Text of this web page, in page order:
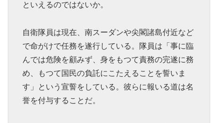
といえるのではないか。
自衛隊員は現在、南スーダンや尖閣諸島付近など
で命がけで任務を遂行している。隊員は「事に臨
んでは危険を顧みず、身をもつて責務の完遂に務
め、もつて国民の負託にこたえることを誓いま
す」という宣誓をしている。彼らに報いる道は名
誉を付与することだ。